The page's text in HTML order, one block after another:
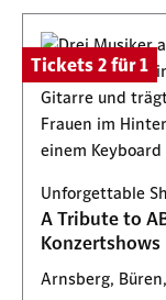
Tickets 2 für 1
Unforgettable
A Tribute to
Konzertshows
Arnsberg,